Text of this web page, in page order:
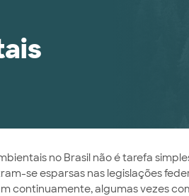
no Brasil não é tarefa
se esparsas nas legislações
continuamente, algumas vezes